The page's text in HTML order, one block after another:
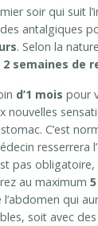
soir qui suit
antalgiques
. Selon la
2 semaines de
d’1 mois pour
nouvelles
C’est
resserrera
pas
au maximum
l’abdomen qui
soit avec